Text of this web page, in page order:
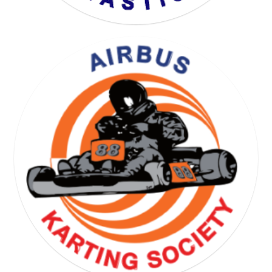
YOGA GYMNASTICS SOCIETY